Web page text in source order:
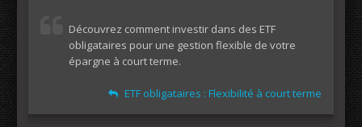
Découvrez comment investir dans des ETF
obligataires pour une gestion flexible de votre
épargne à court terme.
ETF obligataires : Flexibilité à court terme